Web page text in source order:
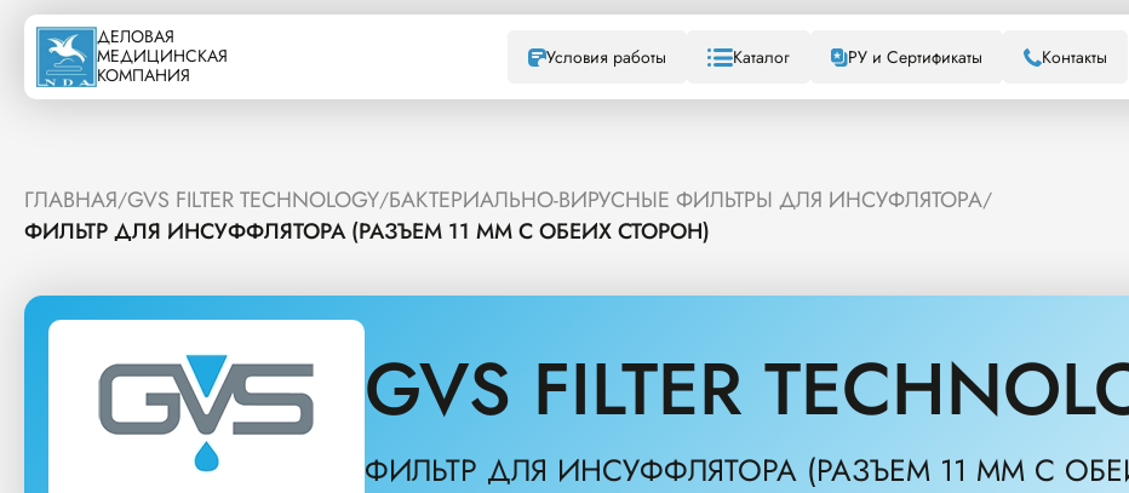
ДЕЛОВАЯ
МЕДИЦИНСКАЯ
КОМПАНИЯ
Условия работы Каталог РУ и Сертификаты Контакты
ГЛАВНАЯ/GVS FILTER TECHNOLOGY/БАКТЕРИАЛЬНО-ВИРУСНЫЕ ФИЛЬТРЫ ДЛЯ ИНСУФЛЯТОРА/
ФИЛЬТР ДЛЯ ИНСУФФЛЯТОРА (РАЗЪЕМ 11 ММ С ОБЕИХ СТОРОН)
GVS FILTER
ФИЛЬТР ДЛЯ ИНСУФФЛЯТОРА (РАЗЪЕМ 11 ММ С